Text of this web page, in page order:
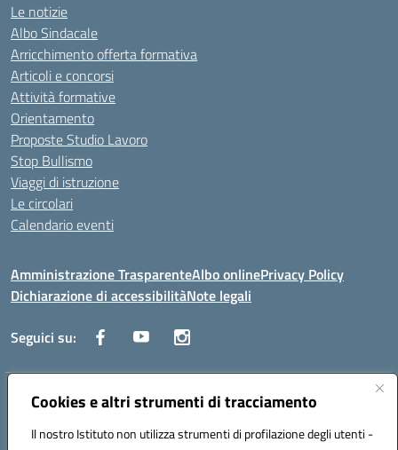
Cookies e altri strumenti di tracciamento
Il nostro Istituto non utilizza strumenti di profilazione degli utenti -
Le notizie
Albo Sindacale
Arricchimento offerta formativa
Articoli e concorsi
Attività formative
Orientamento
Proposte Studio Lavoro
Stop Bullismo
Viaggi di istruzione
Le circolari
Calendario eventi
Amministrazione TrasparenteAlbo onlinePrivacy Policy
Dichiarazione di accessibilitàNote legali
Seguici su:
Indirizzo:Corso Fornari, 1 - 70056 Molfetta
Posta elettronica certificata (PEC):BARH04000D@pec.istruzione.it